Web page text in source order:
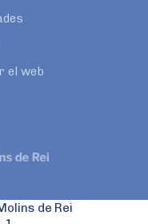
el web
de Rei